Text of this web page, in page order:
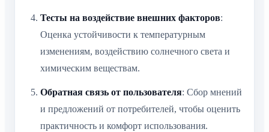
Тесты на воздействие внешних факторов:
Оценка устойчивости к температурным
изменениям, воздействию солнечного света и
химическим веществам.
Обратная связь от пользователя: Сбор мнений
и предложений от потребителей, чтобы оценить
практичность и комфорт использования.